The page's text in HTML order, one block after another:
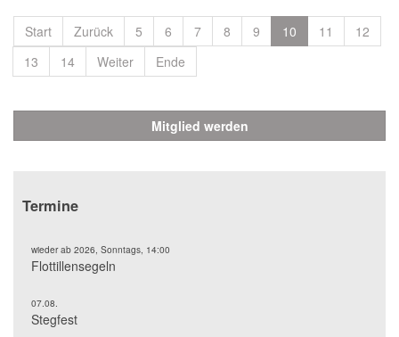
Start Zurück 5 6 7 8 9 10 11
12
13
14 Weiter Ende
Mitglied werden
Termine
wieder ab 2026, Sonntags, 14:00
Flottillensegeln
07.08.
Stegfest